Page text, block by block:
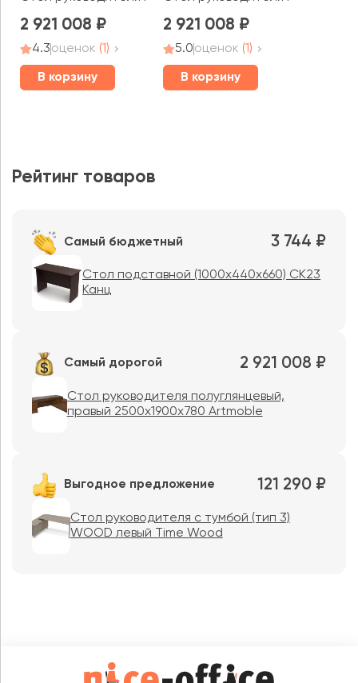
2 921 008
4.3оценок (1)
В корзину
2 921 008
5.0оценок (1)
В корзину
Рейтинг товаров
Самый бюджетный 3 744 ₽
Стол подставной (1000х440х660) СК23
Канц
Самый дорогой 2 921 008 ₽
Стол руководителя полуглянцевый,
правый 2500х1900х780 Artmoble
Выгодное предложение 121 290 ₽
Стoл руководителя с тумбой (тип 3)
WOOD левый Time Wood